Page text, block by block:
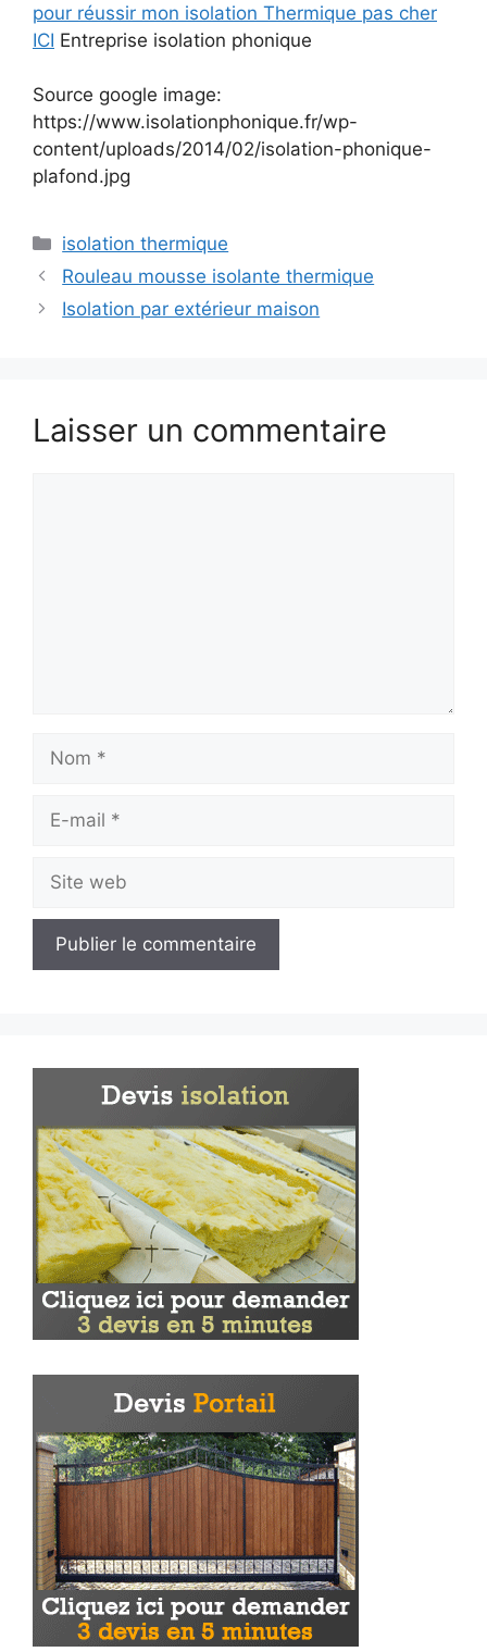
pour réussir mon isolation Thermique pas cher
ICI Entreprise isolation phonique
Source google image:
https://www.isolationphonique.fr/wp-
content/uploads/2014/02/isolation-phonique-
plafond.jpg
Catégories
isolation thermique
Rouleau mousse isolante thermique
Isolation par extérieur maison
Laisser un commentaire
mail
web